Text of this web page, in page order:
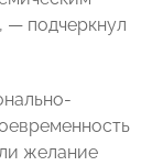
подчеркнул
желание